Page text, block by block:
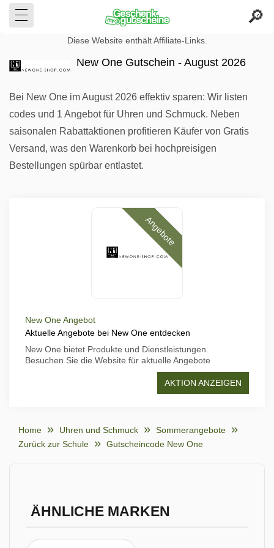
Diese Website enthält Affiliate-Links.
New One Gutschein - August 2026
Bei New One im August 2026 effektiv sparen: Wir listen
codes und 1 Angebot für Uhren und Schmuck. Neben
saisonalen Rabattaktionen profitieren Käufer von Gratis
Versand, was den Warenkorb bei hochpreisigen
Bestellungen spürbar entlastet.
Angebote
New One Angebot
Aktuelle Angebote bei New One entdecken
New One bietet Produkte und Dienstleistungen.
Besuchen Sie die Website für aktuelle Angebote
AKTION ANZEIGEN
Home Uhren und Schmuck
Sommerangebote
Zurück zur Schule
Gutscheincode New One
ÄHNLICHE MARKEN